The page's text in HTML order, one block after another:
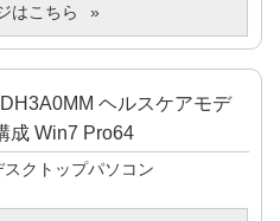
はこちら
ヘルスケアモデ
成 Win7 Pro64
スクトップパソコン